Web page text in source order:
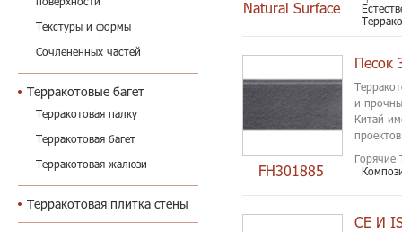
Текстуры и формы
Сочлененных частей
Терракотовые багет
Терракотовая палку
Терракотовая багет
Терракотовая жалюзи
Терракотовая плитка стены
Natural Surface
FH301885
и
Китай
Горячие